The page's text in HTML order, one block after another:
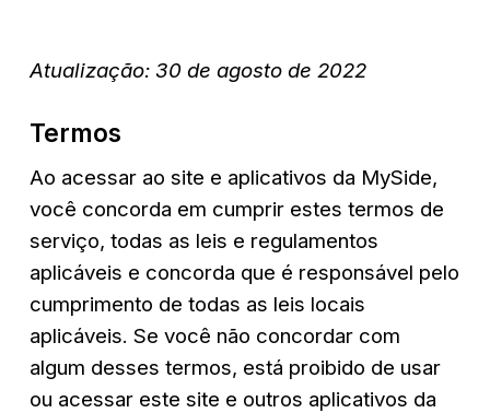
Atualização: 30 de agosto de 2022
Termos
Ao acessar ao site e aplicativos da MySide,
você concorda em cumprir estes termos de
serviço, todas as leis e regulamentos
aplicáveis ​​e concorda que é responsável pelo
cumprimento de todas as leis locais
aplicáveis. Se você não concordar com
algum desses termos, está proibido de usar
ou acessar este site e outros aplicativos da